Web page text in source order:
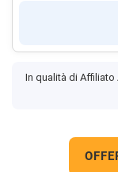
In qualità di Affiliato